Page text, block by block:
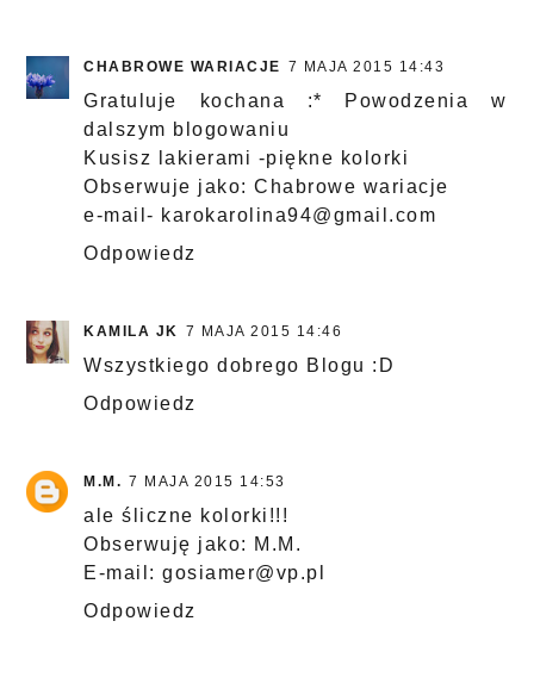
CHABROWE WARIACJE 7 MAJA 2015 14:43
Gratuluje kochana :* Powodzenia w
dalszym blogowaniu
Kusisz lakierami -piękne kolorki
Obserwuje jako: Chabrowe wariacje
e-mail- karokarolina94@gmail.com
Odpowiedz
KAMILA JK 7 MAJA 2015 14:46
Wszystkiego dobrego Blogu :D
Odpowiedz
M.M. 7 MAJA 2015 14:53
ale śliczne kolorki!!!
Obserwuję jako: M.M.
E-mail: gosiamer@vp.pl
Odpowiedz